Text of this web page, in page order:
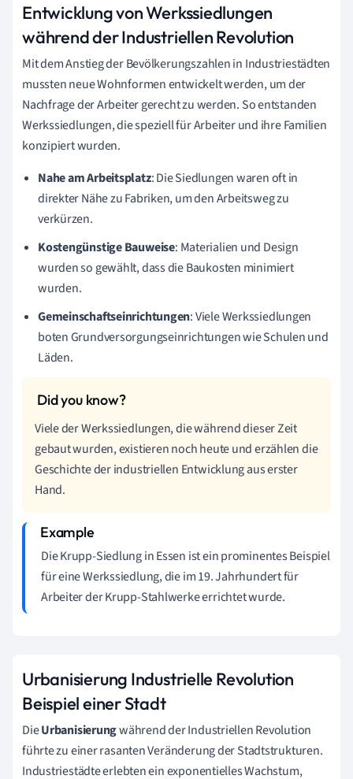
Entwicklung von Werkssiedlungen
während der Industriellen Revolution
Mit dem Anstieg der Bevölkerungszahlen in Industriestädten
mussten neue Wohnformen entwickelt werden, um der
Nachfrage der Arbeiter gerecht zu werden. So entstanden
Werkssiedlungen, die speziell für Arbeiter und ihre Familien
konzipiert wurden.
Nahe am Arbeitsplatz: Die Siedlungen waren oft in
direkter Nähe zu Fabriken, um den Arbeitsweg zu
verkürzen.
Kostengünstige Bauweise: Materialien und Design
wurden so gewählt, dass die Baukosten minimiert
wurden.
Gemeinschaftseinrichtungen: Viele Werkssiedlungen
boten Grundversorgungseinrichtungen wie Schulen und
Läden.
Viele der Werkssiedlungen, die während dieser Zeit
gebaut wurden, existieren noch heute und erzählen die
Geschichte der industriellen Entwicklung aus erster
Hand.
Die Krupp-Siedlung in Essen ist ein prominentes Beispiel
für eine Werkssiedlung, die im 19. Jahrhundert für
Arbeiter der Krupp-Stahlwerke errichtet wurde.
Urbanisierung Industrielle Revolution
Beispiel einer Stadt
DieUrbanisierungwährend der Industriellen Revolution
führte zu einer rasanten Veränderung der Stadtstrukturen.
Industriestädte erlebten ein exponentielles Wachstum,